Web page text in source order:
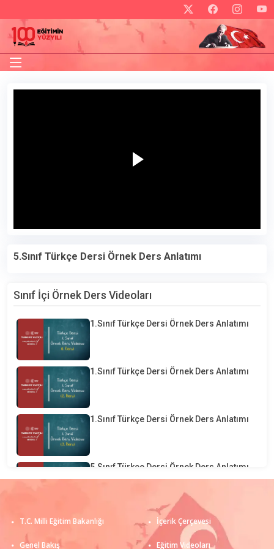
Sınıf İçi Örnek Ders Videoları
1.Sınıf Türkçe Dersi Örnek Ders Anlatımı
1.Sınıf Türkçe Dersi Örnek Ders Anlatımı
1.Sınıf Türkçe Dersi Örnek Ders Anlatımı
5.Sınıf Türkçe Dersi Örnek Ders Anlatımı
1.Sınıf Matematik Dersi Örnek Ders
Anlatımı
5.Sınıf Türkçe Dersi Örnek Ders Anlatımı
T.C. Milli Eğitim Bakanlığı
Genel Bakış
İçerik Çerçevesi
Eğitim Videoları